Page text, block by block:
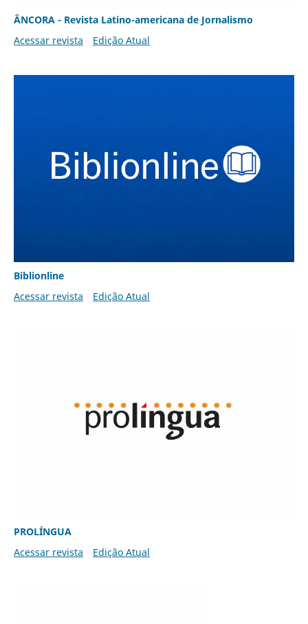
ÂNCORA - Revista Latino-americana de Jornalismo
Acessar revista
Edição Atual
Biblionline
Acessar revista
Edição Atual
PROLÍNGUA
Acessar revista
Edição Atual